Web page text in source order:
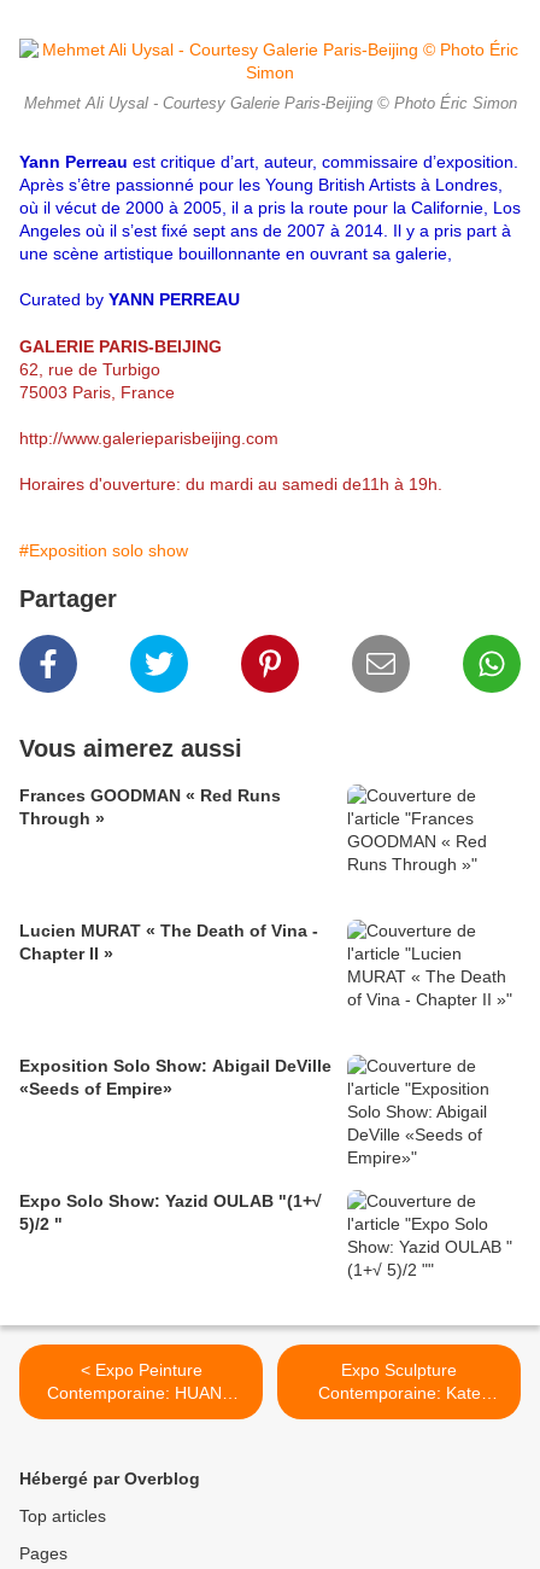
Mehmet Ali Uysal - Courtesy Galerie Paris-Beijing © Photo Éric Simon
Yann Perreau est critique d’art, auteur, commissaire d’exposition.
Après s’être passionné pour les Young British Artists à Londres,
où il vécut de 2000 à 2005, il a pris la route pour la Californie, Los
Angeles où il s’est fixé sept ans de 2007 à 2014. Il y a pris part à
une scène artistique bouillonnante en ouvrant sa galerie,
Curated by YANN PERREAU
GALERIE PARIS-BEIJING
62, rue de Turbigo
75003 Paris, France
http://www.galerieparisbeijing.com
Horaires d'ouverture: du mardi au samedi de11h à 19h.
#Exposition solo show
Partager
Vous aimerez aussi
Frances GOODMAN « Red Runs
Through »
Lucien MURAT « The Death of Vina -
Chapter II »
Exposition Solo Show: Abigail DeVille
«Seeds of Empire»
Expo Solo Show: Yazid OULAB "(1+√
5)/2 "
< Expo Peinture
Contemporaine: HUANG
RUI 1976
Expo Sculpture
Contemporaine: Kate
MccGWIRE >
Hébergé par Overblog
Top articles
Pages